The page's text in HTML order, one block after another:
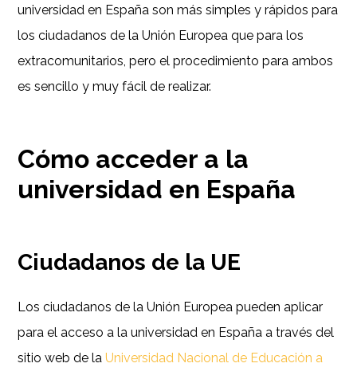
universidad en España son más simples y rápidos para
los ciudadanos de la Unión Europea que para los
extracomunitarios, pero el procedimiento para ambos
es sencillo y muy fácil de realizar.
Cómo acceder a la
universidad en España
Ciudadanos de la UE
Los ciudadanos de la Unión Europea pueden aplicar
para el acceso a la universidad en España a través del
sitio web de laUniversidad Nacional de Educación a